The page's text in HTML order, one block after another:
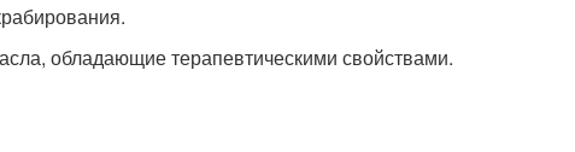
обладающие терапевтическими свойствами.